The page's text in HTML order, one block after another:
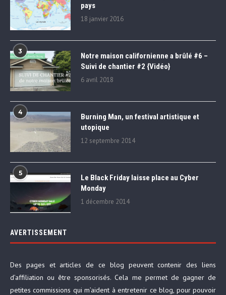
pays
18 janvier 2016
3
Notre maison californienne a brûlé #6 –
Suivi de chantier #2 {Vidéo}
6 avril 2018
4
Burning Man, un festival artistique et
utopique
12 septembre 2014
5
Le Black Friday laisse place au Cyber
Monday
1 décembre 2014
AVERTISSEMENT
Des pages et articles de ce blog peuvent contenir des liens
d’affiliation ou être sponsorisés. Cela me permet de gagner de
petites commissions qui m’aident à entretenir ce blog, pour pouvoir